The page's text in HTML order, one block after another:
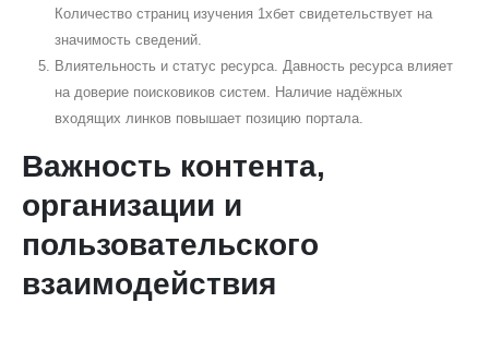
Количество страниц изучения 1хбет свидетельствует на
значимость сведений.
Влиятельность и статус ресурса. Давность ресурса влияет
на доверие поисковиков систем. Наличие надёжных
входящих линков повышает позицию портала.
Важность контента,
организации и
пользовательского
взаимодействия